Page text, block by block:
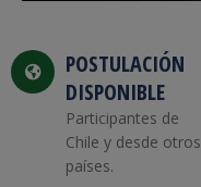
POSTULACIÓN
DISPONIBLE
Participantes de
Chile y desde otros
países.